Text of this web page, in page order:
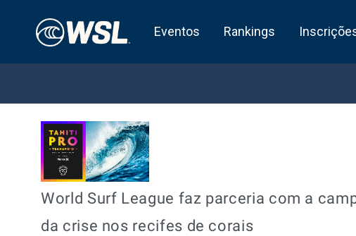
Eventos Rankings
World Surf League faz parceria com a
da crise nos recifes de corais